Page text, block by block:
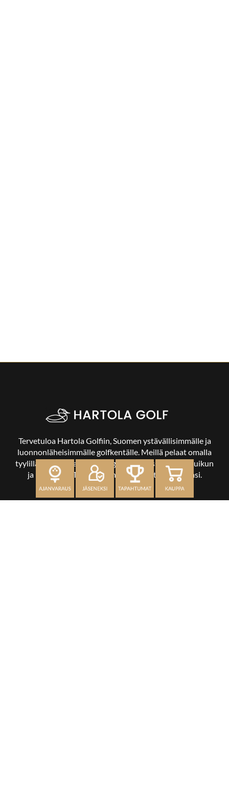
Tervetuloa Hartola Golfiin, Suomen ystävällisimmälle ja
luonnonläheisimmälle golfkentälle. Meillä pelaat omalla
tyylilläsi ja tasollasi – ja bongaat halutessasi vaikka uikun
ja kuikankin. Tärkeintä on, että nautit vierailustasi.